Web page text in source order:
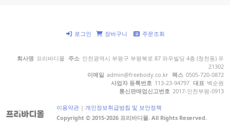
로그인 장바구니 주문조회
이용약관 | 개인정보취급방침 및 보안정책
Copyright © 2015-2026 프리바디몰. All Rights Reserved.
회사명 프리바디몰 주소 인천광역시 부평구 부평북로 87 와우빌딩 4층 (청천동) 우
21302
이메일 admin@freebody.co.kr 팩스 0505-720-0872
사업자 등록번호 113-23-94797 대표 백순원
통신판매업신고번호 2017-인천부평-0913